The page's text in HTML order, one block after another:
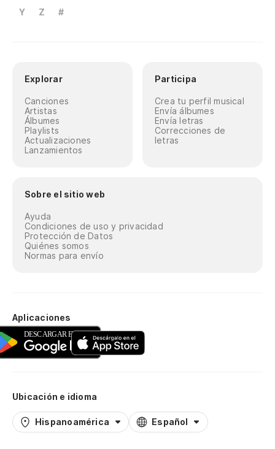
Y
Z #
Explorar
Canciones
Artistas
Álbumes
Playlists
Actualizaciones
Lanzamientos
Participa
Crea tu perfil musical
Envía álbumes
Envía letras
Correcciones de
letras
Sobre el sitio web
Ayuda
Condiciones de uso y privacidad
Protección de Datos
Quiénes somos
Normas para envío
Aplicaciones
Ubicación e idioma
Hispanoamérica Español